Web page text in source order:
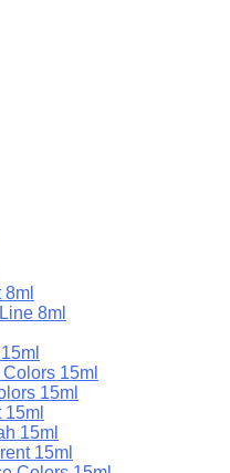
8ml
15ml
15ml
15ml
15ml